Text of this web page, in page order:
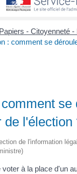
Papiers - Citoyenneté -
: comment se
se
de l'élection
de l'information
à la place d'un